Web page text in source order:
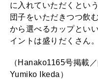
に入れていただくとい
団子をいただきつつ飲
から選べるカップとい
イントは盛りだくさん。
（Hanako1165号掲載
Yumiko Ikeda）